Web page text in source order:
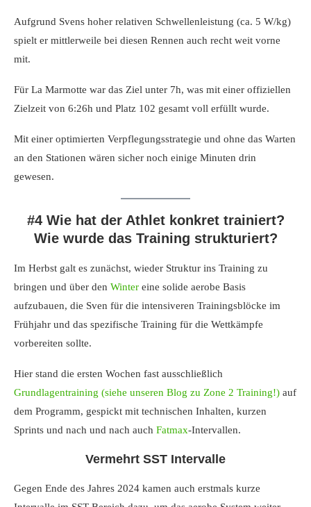
Aufgrund Svens hoher relativen Schwellenleistung (ca. 5 W/kg)
spielt er mittlerweile bei diesen Rennen auch recht weit vorne
mit.
Für La Marmotte war das Ziel unter 7h, was mit einer offiziellen
Zielzeit von 6:26h und Platz 102 gesamt voll erfüllt wurde.
Mit einer optimierten Verpflegungsstrategie und ohne das Warten
an den Stationen wären sicher noch einige Minuten drin
gewesen.
#4 Wie hat der Athlet konkret trainiert?
Wie wurde das Training strukturiert?
Im Herbst galt es zunächst, wieder Struktur ins Training zu
bringen und über den Winter eine solide aerobe Basis
aufzubauen, die Sven für die intensiveren Trainingsblöcke im
Frühjahr und das spezifische Training für die Wettkämpfe
vorbereiten sollte.
Hier stand die ersten Wochen fast ausschließlich
Grundlagentraining (siehe unseren Blog zu Zone 2 Training!) auf
dem Programm, gespickt mit technischen Inhalten, kurzen
Sprints und nach und nach auch Fatmax-Intervallen.
Vermehrt SST Intervalle
Gegen Ende des Jahres 2024 kamen auch erstmals kurze